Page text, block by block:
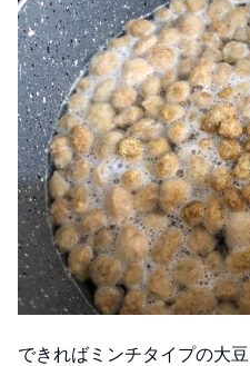
できればミンチタイプの大